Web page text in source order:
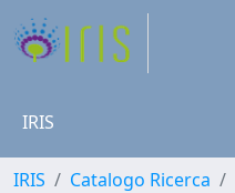
IRIS
IRIS Catalogo Ricerca